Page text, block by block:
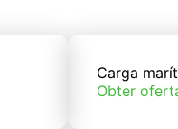
Carga
Obter